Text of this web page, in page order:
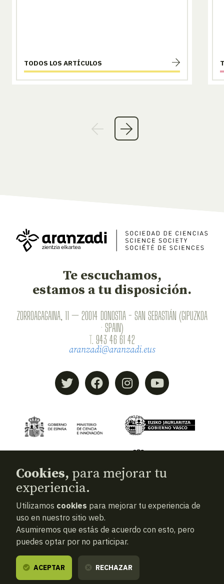
TODOS LOS ARTÍCULOS
Te escuchamos,
estamos a tu disposición.
ZORROAGAGAINA, 11 — 20014 DONOSTIA - SAN SEBASTIÁN (GIPUZKOA
· SPAIN)
T. 943 46 61 42
aranzadi@aranzadi.eus
© 2026Aranzadi — Zientzia elkartea
Términos y condiciones
Política de privacidad
Cookies
Cookies, para mejorar tu
experiencia.
Utilizamos cookies para mejorar tu experiencia de
uso en nuestro sitio web.
Asumiremos que estás de acuerdo con esto, pero
puedes optar por no participar.
ACEPTAR RECHAZAR